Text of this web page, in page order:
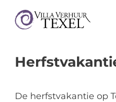
De herfstvakantie op